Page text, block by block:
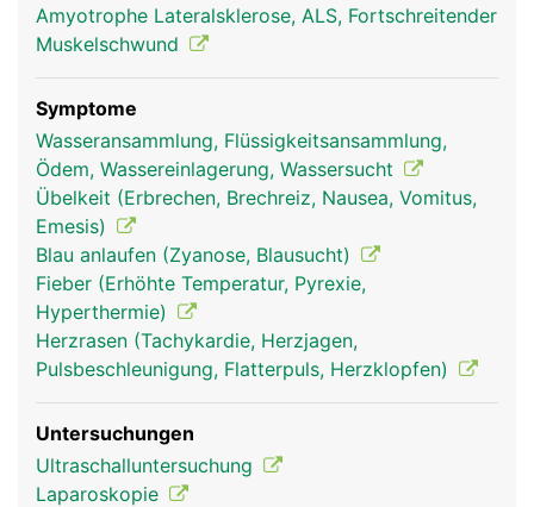
Zwerchfell Frau Zwerchfell Mann
Amyotrophe Lateralsklerose, ALS, Fortschreitender
Muskelschwund
Symptome
Wasseransammlung, Flüssigkeitsansammlung,
Ödem, Wassereinlagerung, Wassersucht
Übelkeit (Erbrechen, Brechreiz, Nausea, Vomitus,
Emesis)
Blau anlaufen (Zyanose, Blausucht)
Fieber (Erhöhte Temperatur, Pyrexie,
Hyperthermie)
Herzrasen (Tachykardie, Herzjagen,
Pulsbeschleunigung, Flatterpuls, Herzklopfen)
Untersuchungen
Ultraschalluntersuchung
Laparoskopie